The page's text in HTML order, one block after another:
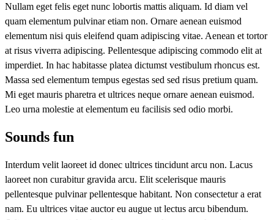
Nullam eget felis eget nunc lobortis mattis aliquam. Id diam vel
quam elementum pulvinar etiam non. Ornare aenean euismod
elementum nisi quis eleifend quam adipiscing vitae. Aenean et tortor
at risus viverra adipiscing. Pellentesque adipiscing commodo elit at
imperdiet. In hac habitasse platea dictumst vestibulum rhoncus est.
Massa sed elementum tempus egestas sed sed risus pretium quam.
Mi eget mauris pharetra et ultrices neque ornare aenean euismod.
Leo urna molestie at elementum eu facilisis sed odio morbi.
Sounds fun
Interdum velit laoreet id donec ultrices tincidunt arcu non. Lacus
laoreet non curabitur gravida arcu. Elit scelerisque mauris
pellentesque pulvinar pellentesque habitant. Non consectetur a erat
nam. Eu ultrices vitae auctor eu augue ut lectus arcu bibendum.